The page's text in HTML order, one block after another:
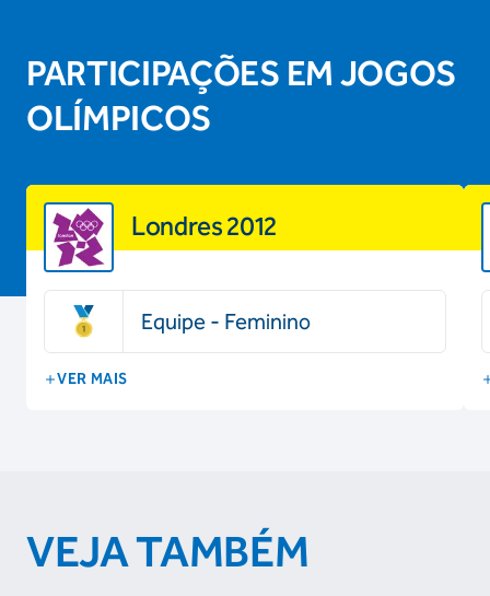
PARTICIPAÇÕES EM JOGOS
OLÍMPICOS
Londres 2012
Equipe - Feminino
VER MAIS
VEJA TAMBÉM